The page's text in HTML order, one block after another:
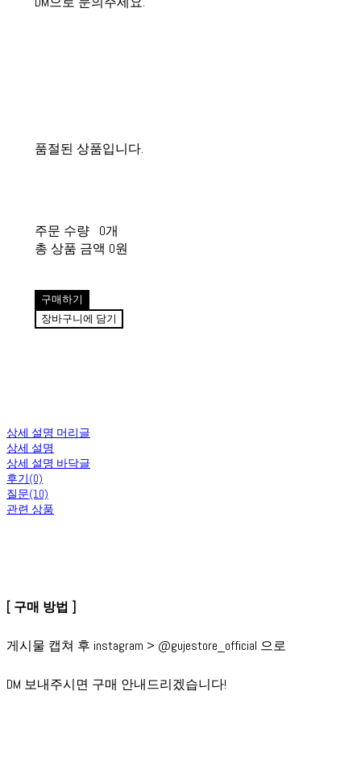
품절된 상품입니다.
주문 수량
0개
총 상품 금액 0원
구매하기
장바구니에 담기
상세 설명 머리글
상세 설명
상세 설명 바닥글
후기(0)
질문(10)
관련 상품
[ 구매 방법 ]
게시물 캡쳐 후 instagram > @gujestore_official 으로
DM 보내주시면 구매 안내드리겠습니다!